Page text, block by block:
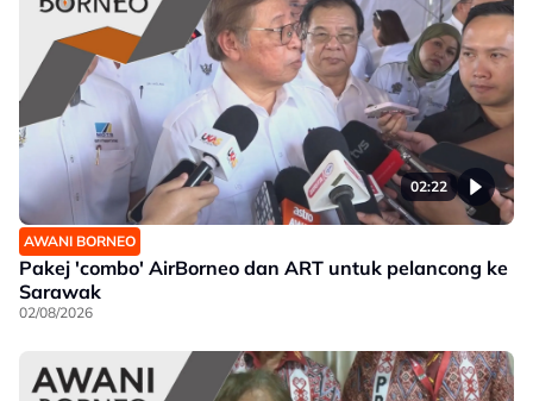
02:22
AWANI BORNEO
Pakej 'combo' AirBorneo dan ART untuk pelancong ke
Sarawak
02/08/2026